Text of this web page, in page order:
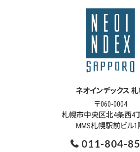
ネオインデックス
〒060-0004
札幌市中央区北4条西4
MMS札幌駅前ビル1
011-804-